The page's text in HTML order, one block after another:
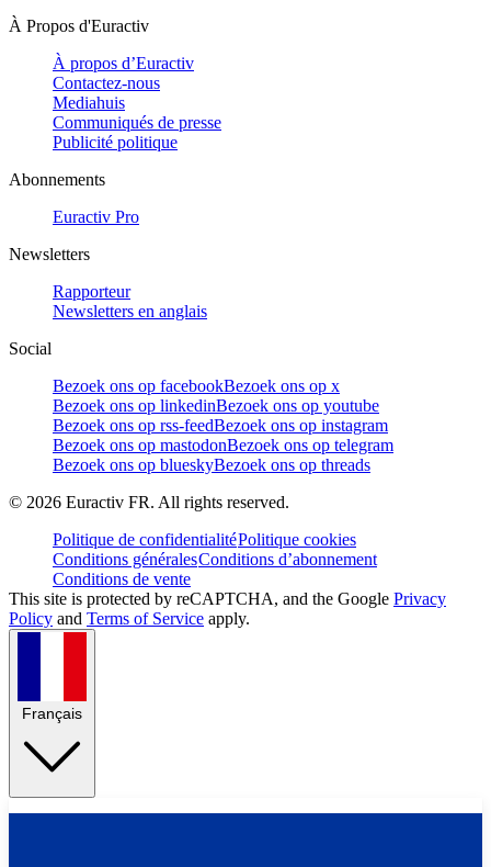
À Propos d'Euractiv
À propos d’Euractiv
Contactez-nous
Mediahuis
Communiqués de presse
Publicité politique
Abonnements
Euractiv Pro
Newsletters
Rapporteur
Newsletters en anglais
Social
Bezoek ons op facebookBezoek ons op x
Bezoek ons op linkedinBezoek ons op youtube
Bezoek ons op rss-feedBezoek ons op instagram
Bezoek ons op mastodonBezoek ons op telegram
Bezoek ons op blueskyBezoek ons op threads
© 2026 Euractiv FR. All rights reserved.
Politique de confidentialitéPolitique cookies
Conditions généralesConditions d’abonnement
Conditions de vente
This site is protected by reCAPTCHA, and the Google Privacy
Policy and Terms of Service apply.
Français